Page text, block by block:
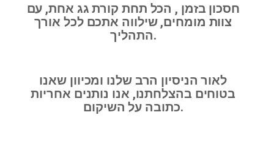
חסכון בזמן , הכל תחת קורת גג אחת, עם
צוות מומחים, שילווה אתכם לכל אורך
התהליך.
לאור הניסיון הרב שלנו ומכיוון שאנו
בטוחים בהצלחתנו, אנו נותנים אחריות
כתובה על השיקום.